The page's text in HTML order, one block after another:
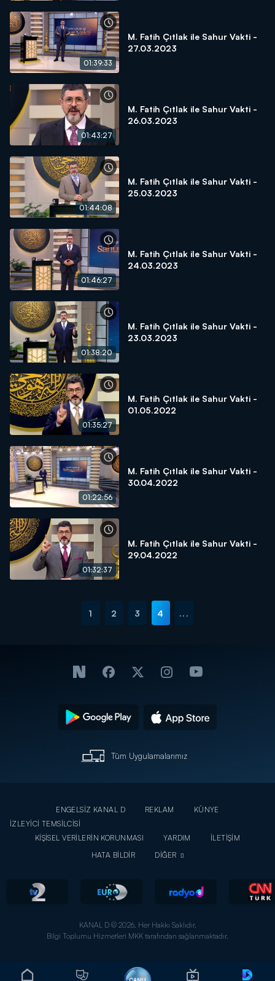
01:39:33
M. Fatih Çıtlak ile Sahur Vakti -
27.03.2023
01:43:27
M. Fatih Çıtlak ile Sahur Vakti -
26.03.2023
01:44:08
M. Fatih Çıtlak ile Sahur Vakti -
25.03.2023
01:46:27
M. Fatih Çıtlak ile Sahur Vakti -
24.03.2023
01:38:20
M. Fatih Çıtlak ile Sahur Vakti -
23.03.2023
01:35:27
M. Fatih Çıtlak ile Sahur Vakti -
01.05.2022
01:22:56
M. Fatih Çıtlak ile Sahur Vakti -
30.04.2022
01:32:37
M. Fatih Çıtlak ile Sahur Vakti -
29.04.2022
1 2 3 4 ...
Tüm Uygulamalarımız
ENGELSİZ KANAL D REKLAM
KÜNYE
İZLEYİCİ TEMSİLCİSİ
KİŞİSEL VERİLERİN KORUNMASI
YARDIM
İLETİŞİM
HATA BİLDİR
DİĞER
KANAL D © 2026. Her Hakkı Saklıdır.
Bilgi Toplumu Hizmetleri MKK tarafından sağlanmaktadır.